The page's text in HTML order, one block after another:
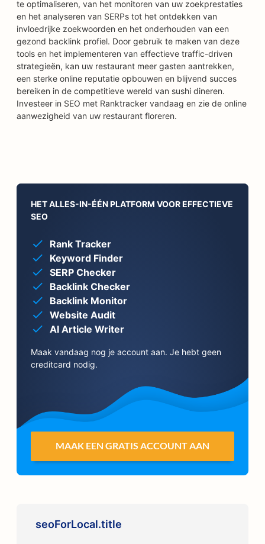
te optimaliseren, van het monitoren van uw zoekprestaties
en het analyseren van SERPs tot het ontdekken van
invloedrijke zoekwoorden en het onderhouden van een
gezond backlink profiel. Door gebruik te maken van deze
tools en het implementeren van effectieve traffic-driven
strategieën, kan uw restaurant meer gasten aantrekken,
een sterke online reputatie opbouwen en blijvend succes
bereiken in de competitieve wereld van sushi dineren.
Investeer in SEO met Ranktracker vandaag en zie de online
aanwezigheid van uw restaurant floreren.
HET ALLES-IN-ÉÉN PLATFORM VOOR EFFECTIEVE
SEO
Rank Tracker
Keyword Finder
SERP Checker
Backlink Checker
Backlink Monitor
Website Audit
AI Article Writer
Maak vandaag nog je account aan. Je hebt geen
creditcard nodig.
MAAK EEN GRATIS ACCOUNT AAN
seoForLocal.title